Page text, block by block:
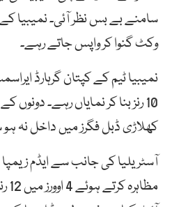
سامنے بے بس نظر آئی۔ نمیبیا
وکٹ گنوا کر واپس جاتے رہے۔
10 رنز بنا کر نمایاں رہے۔ دونوں
کھلاڑی ڈبل فگرز میں داخل نہ
آسٹریلیا کی جانب سے ایڈم زیمپا